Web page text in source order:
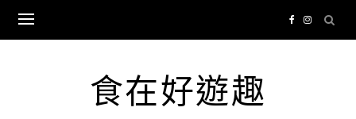
content
食在好遊趣